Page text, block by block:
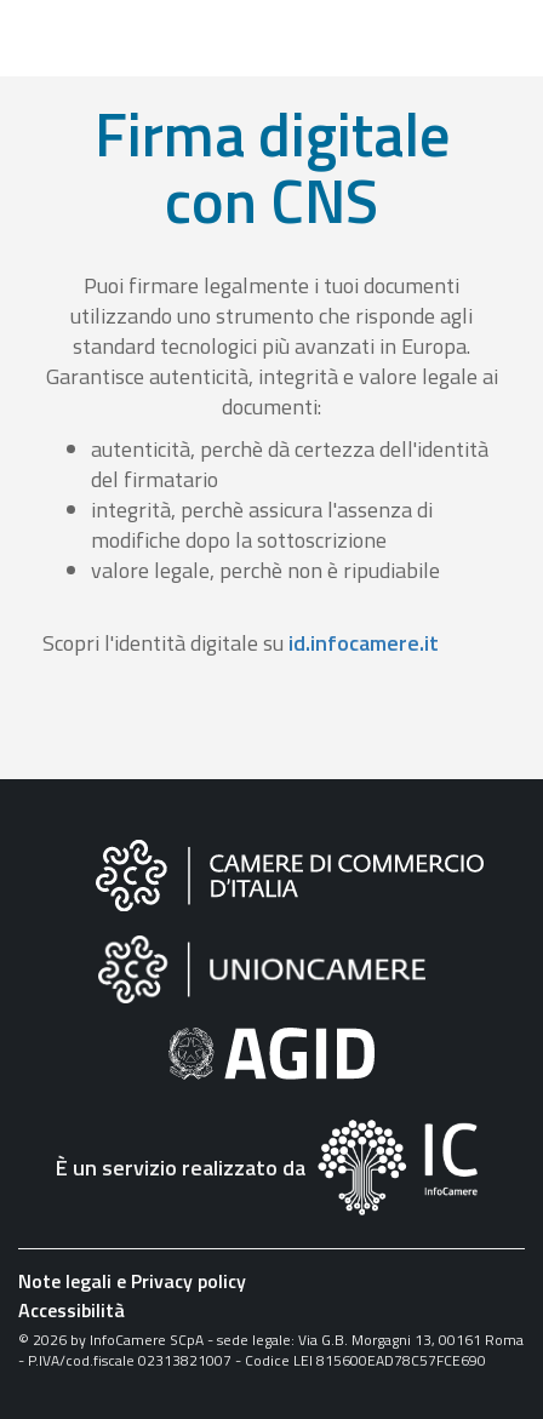
Firma digitale
con CNS
Puoi firmare legalmente i tuoi documenti
utilizzando uno strumento che risponde agli
standard tecnologici più avanzati in Europa.
Garantisce autenticità, integrità e valore legale ai
documenti:
autenticità, perchè dà certezza dell'identità
del firmatario
integrità, perchè assicura l'assenza di
modifiche dopo la sottoscrizione
valore legale, perchè non è ripudiabile
Scopri l'identità digitale su id.infocamere.it
Informazioni
"Fattura
Elettronica"
È un servizio realizzato da
Note legali e Privacy policy
Accessibilità
© 2026 by InfoCamere SCpA - sede legale: Via G.B. Morgagni 13, 00161 Roma
- P.IVA/cod.fiscale 02313821007 - Codice LEI 815600EAD78C57FCE690